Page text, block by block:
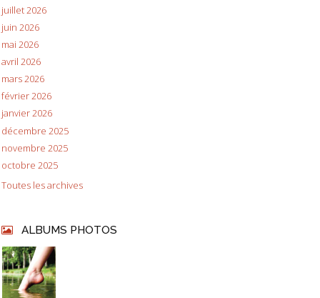
juillet 2026
juin 2026
mai 2026
avril 2026
mars 2026
février 2026
janvier 2026
décembre 2025
novembre 2025
octobre 2025
Toutes les archives
ALBUMS PHOTOS